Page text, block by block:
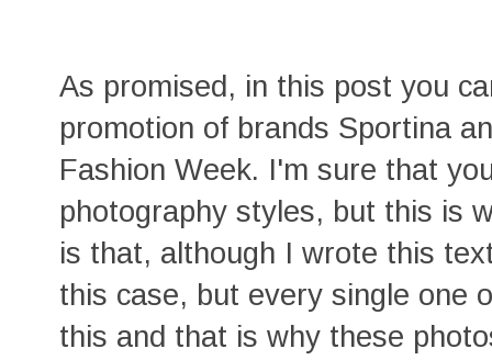
As promised, in this post you
promotion of brands Sportina
Fashion Week. I'm sure that
photography styles, but this is
is that, although I wrote this
this case, but every single one
this and that is why these